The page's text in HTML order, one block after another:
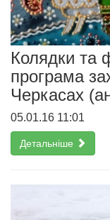
Колядки та
програма
Черкасах
05.01.16 11:01
Детальніше